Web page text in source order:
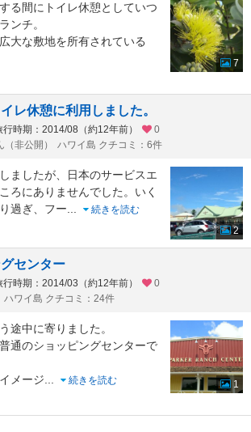
る間にトイレ休憩としていつ
ンチ。
大な敷地を所有されている
7
レ休憩に利用しました。
行時期：2014/08（約12年前）
0
（非公開） ハワイ島 クチコミ：6件
ましたが、日本のサービスエ
ろにありませんでした。いく
過ぎ、フー
続きを読む
2
センター
行時期：2014/03（約12年前）
0
ハワイ島 クチコミ：24件
途中に寄りました。
通のショッピングセンターで
メージ
続きを読む
1